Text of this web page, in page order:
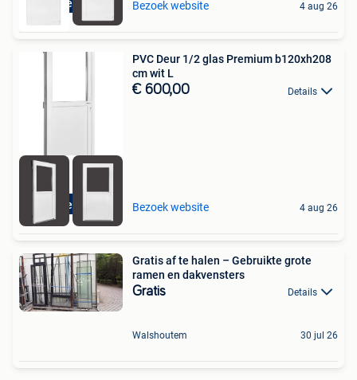
Direct leverbaar Bezoek website 4 aug 26
Direct leverbaar
PVC Deur 1/2 glas Premium b120xh208
cm wit L
€ 600,00 Details
Bezoek website 4 aug 26
Gratis af te halen – Gebruikte grote
ramen en dakvensters
Gratis Details
Walshoutem 30 jul 26